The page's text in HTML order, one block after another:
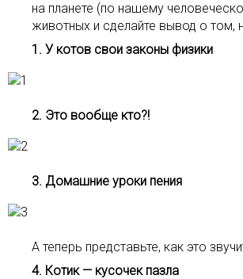
на планете (по нашему
животных и сделайте вывод о том,
1. У котов свои законы физики
2. Это вообще кто?!
3. Домашние уроки пения
А теперь представьте, как это
4. Котик — кусочек пазла